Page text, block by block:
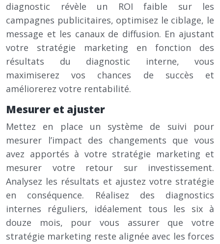
diagnostic révèle un ROI faible sur les
campagnes publicitaires, optimisez le ciblage, le
message et les canaux de diffusion. En ajustant
votre stratégie marketing en fonction des
résultats du diagnostic interne, vous
maximiserez vos chances de succès et
améliorerez votre rentabilité.
Mesurer et ajuster
Mettez en place un système de suivi pour
mesurer l’impact des changements que vous
avez apportés à votre stratégie marketing et
mesurer votre retour sur investissement.
Analysez les résultats et ajustez votre stratégie
en conséquence. Réalisez des diagnostics
internes réguliers, idéalement tous les six à
douze mois, pour vous assurer que votre
stratégie marketing reste alignée avec les forces